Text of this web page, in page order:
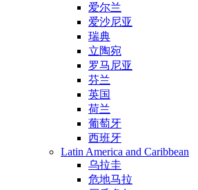
爱尔兰
爱沙尼亚
瑞典
立陶宛
罗马尼亚
芬兰
英国
荷兰
葡萄牙
西班牙
Latin America and Caribbean
乌拉圭
危地马拉